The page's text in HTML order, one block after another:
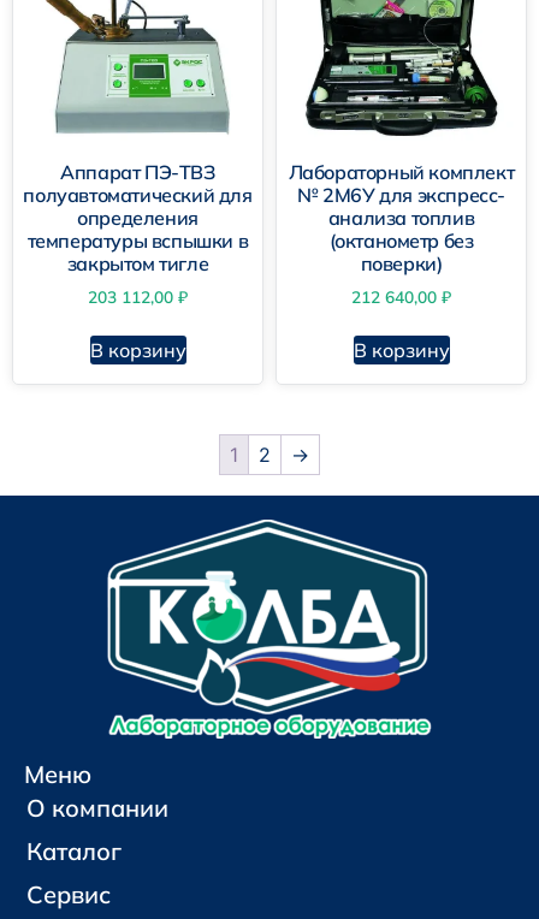
Аппарат ПЭ-ТВЗ
полуавтоматический для
определения
температуры вспышки в
закрытом тигле
203 112,00 ₽
В корзину
Лабораторный комплект
№ 2М6У для экспресс-
анализа топлив
(октанометр без
поверки)
212 640,00 ₽
В корзину
1 2 →
Меню
О компании
Каталог
Сервис